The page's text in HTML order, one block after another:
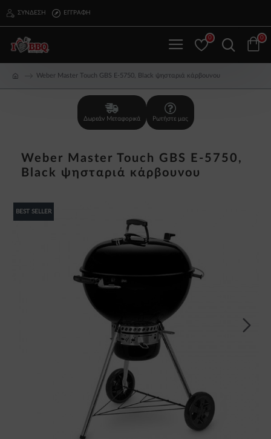
ΣΎΝΔΕΣΗ ΕΓΓΡΑΦΉ
0 0
Weber Master Touch GBS E-5750, Black ψησταριά κάρβουνου
Δωρεάν Μεταφορικά Ρωτήστε μας
Weber Master Touch GBS E-5750,
Black ψησταριά κάρβουνου
BEST SELLER